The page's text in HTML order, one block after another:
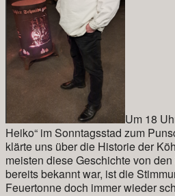
Um 18
Heiko“ im Sonntagsstad zum
klärte uns über die Historie der
meisten diese Geschichte von
bereits bekannt war, ist die
Feuertonne doch immer wieder